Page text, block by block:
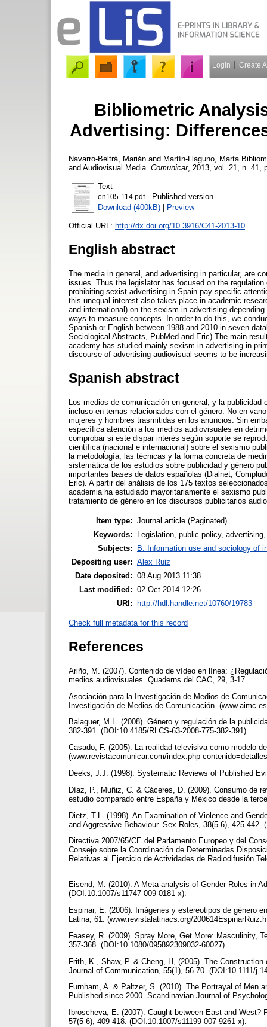
Login Create
Bibliometric
Advertising:
Navarro-Beltrá, Marián and Martín-Llaguno, Marta
and Audiovisual Media. Comunicar, 2013, vol. 21, n. 41,
Text
en105-114.pdf- Published version
Download (400kB) | Preview
Official URL: http://dx.doi.org/10.3916/C41-2013-10
English abstract
The media in general, and advertising in particular, are
issues. Thus the legislator has focused on the
prohibiting sexist advertising in Spain pay specific
this unequal interest also takes place in academic
and international) on the sexism in advertising
ways to measure concepts. In order to do this, we
Spanish or English between 1988 and 2010 in seven
Sociological Abstracts, PubMed and Eric).The main
academy has studied mainly sexism in advertising in
discourse of advertising audiovisual seems to be
Spanish abstract
Los medios de comunicación en general, y la
incluso en temas relacionados con el género. No en
mujeres y hombres trasmitidas en los anuncios. Sin
específica atención a los medios audiovisuales en
comprobar si este dispar interés según soporte se
científica (nacional e internacional) sobre el sexismo
la metodología, las técnicas y la forma concreta de
sistemática de los estudios sobre publicidad y género
importantes bases de datos españolas (Dialnet,
Eric). A partir del análisis de los 175 textos
academia ha estudiado mayoritariamente el sexismo
tratamiento de género en los discursos publicitarios
Item type: Journal article (Paginated)
Keywords:
Legislation, public policy,
Subjects:
B. Information use and sociology of
Depositing user: Alex Ruiz
Date deposited: 08 Aug 2013 11:38
Last modified: 02 Oct 2014 12:26
URI:
http://hdl.handle.net/10760/19783
Check full metadata for this record
References
Ariño, M. (2007). Contenido de vídeo en línea:
medios audiovisuales. Quaderns del CAC, 29, 3-17.
Asociación para la Investigación de Medios de
Investigación de Medios de Comunicación.
Balaguer, M.L. (2008). Género y regulación de la
382-391. (DOI:10.4185/RLCS-63-2008-775-382-391).
Casado, F. (2005). La realidad televisiva como modelo
(www.revistacomunicar.com/index.php
Deeks, J.J. (1998). Systematic Reviews of Published
Díaz, P., Muñiz, C. & Cáceres, D. (2009). Consumo de
estudio comparado entre España y México desde la
Dietz, T.L. (1998). An Examination of Violence and
and Aggressive Behaviour. Sex Roles, 38(5-6), 425-442.
Directiva 2007/65/CE del Parlamento Europeo y del
Consejo sobre la Coordinación de Determinadas
Relativas al Ejercicio de Actividades de Radiodifusión
Eisend, M. (2010). A Meta-analysis of Gender Roles in
(DOI:10.1007/s11747-009-0181-x).
Espinar, E. (2006). Imágenes y estereotipos de género
Latina, 61. (www.revistalatinacs.org/
Feasey, R. (2009). Spray More, Get More: Masculinity,
357-368. (DOI:10.1080/095892309032-60027).
Frith, K., Shaw, P. & Cheng, H, (2005). The
Journal of Communication, 55(1), 56-70. (DOI:10.1111/
Furnham, A. & Paltzer, S. (2010). The Portrayal of Men
Published since 2000. Scandinavian Journal of
Ibroscheva, E. (2007). Caught between East and
57(5-6), 409-418. (DOI:10.1007/s11199-007-9261-x).